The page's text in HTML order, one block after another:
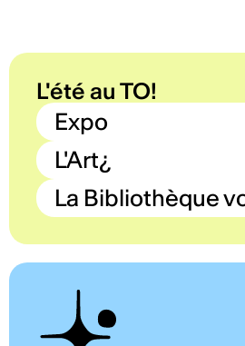
L'été au TO!
Expo
L'Art¿
La Bibliothèque